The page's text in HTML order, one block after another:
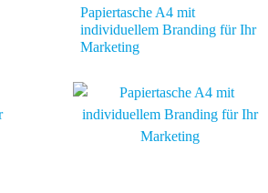
Papiertasche A4 mit
individuellem Branding für Ihr
Marketing